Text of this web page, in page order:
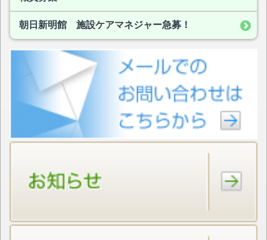
朝日新明館 施設ケアマネジャー急募！